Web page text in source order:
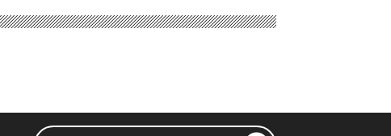
ilk yardım eğitimine